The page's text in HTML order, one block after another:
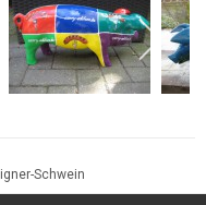
Schwein